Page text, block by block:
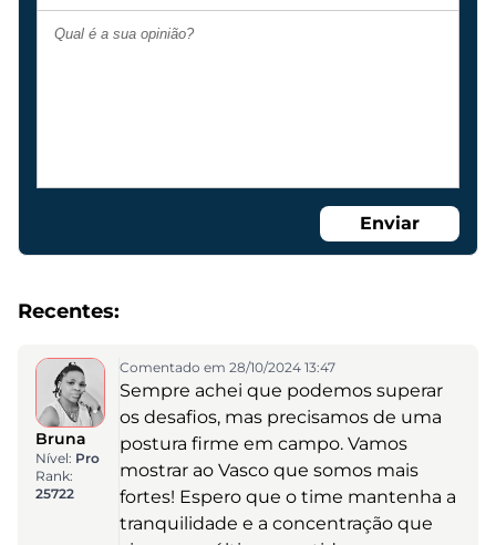
Enviar
Recentes:
Bruna
Nível: Pro
Rank:
25722
Comentado em 28/10/2024 13:47
Sempre achei que podemos superar
os desafios, mas precisamos de uma
postura firme em campo. Vamos
mostrar ao Vasco que somos mais
fortes! Espero que o time mantenha a
tranquilidade e a concentração que